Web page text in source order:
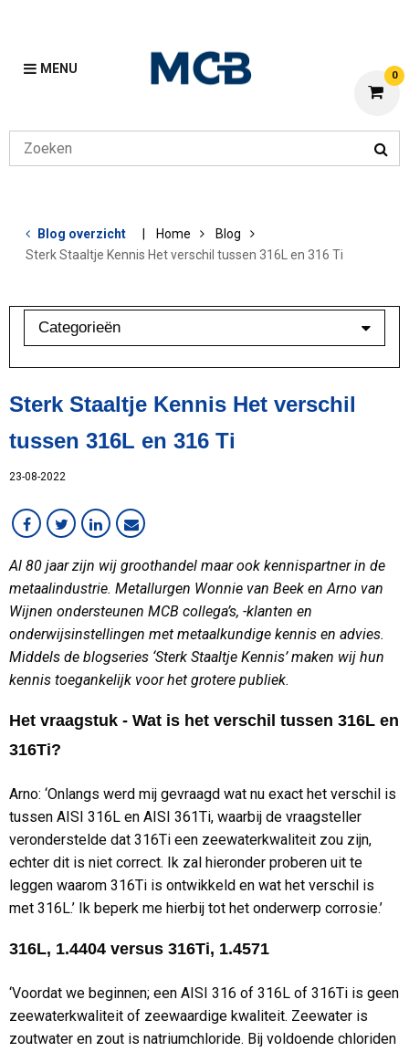
MENU 0
Blog overzicht Home
Blog
Sterk Staaltje Kennis Het verschil tussen 316L en 316 Ti
Categorieën
Klant in beeld
MVO
Overig
Services
VMI
Werken bij MCB
Sterk Staaltje Kennis Het verschil
tussen 316L en 316 Ti
23-08-2022
Al 80 jaar zijn wij groothandel maar ook kennispartner in de
metaalindustrie. Metallurgen Wonnie van Beek en Arno van
Wijnen ondersteunen MCB collega’s, -klanten en
onderwijsinstellingen met metaalkundige kennis en advies.
Middels de blogseries ‘Sterk Staaltje Kennis’ maken wij hun
kennis toegankelijk voor het grotere publiek.
Het vraagstuk - Wat is het verschil tussen 316L en
316Ti?
Arno: ‘Onlangs werd mij gevraagd wat nu exact het verschil is
tussen AISI 316L en AISI 361Ti, waarbij de vraagsteller
veronderstelde dat 316Ti een zeewaterkwaliteit zou zijn,
echter dit is niet correct. Ik zal hieronder proberen uit te
leggen waarom 316Ti is ontwikkeld en wat het verschil is
met 316L.’ Ik beperk me hierbij tot het onderwerp corrosie.’
316L, 1.4404 versus 316Ti, 1.4571
‘Voordat we beginnen; een AISI 316 of 316L of 316Ti is geen
zeewaterkwaliteit of zeewaardige kwaliteit. Zeewater is
zoutwater en zout is natriumchloride. Bij voldoende chloriden